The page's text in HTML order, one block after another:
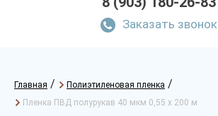
Заказать звонок
Главная / Полиэтиленовая пленка /
Пленка ПВД полурукав 40 мкм 0,55 х 200 м